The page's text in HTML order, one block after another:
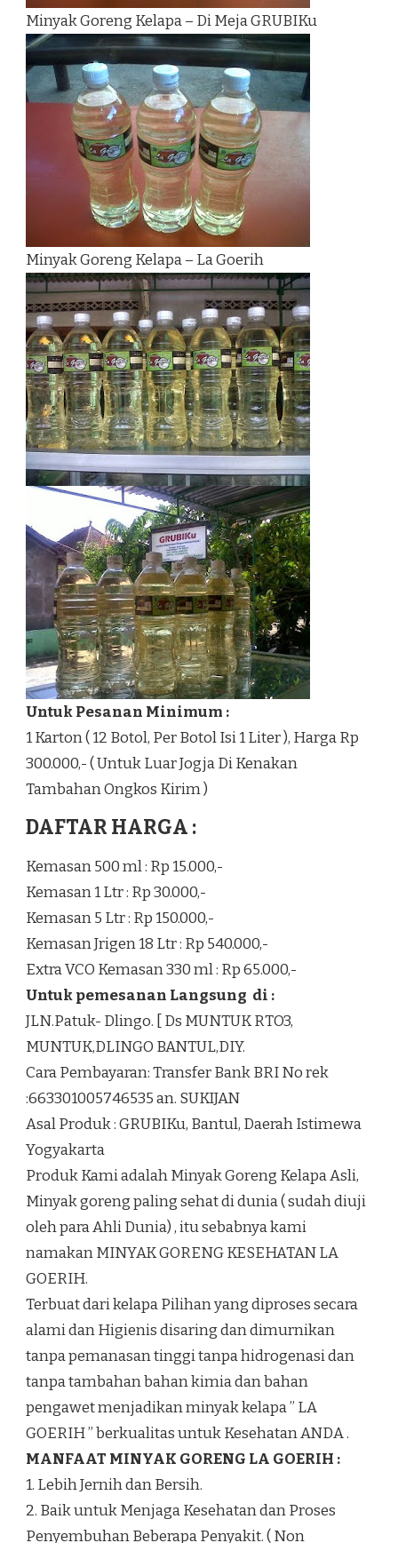
Minyak Goreng Kelapa – Di Meja GRUBIKu
Minyak Goreng Kelapa – La Goerih
Untuk Pesanan Minimum :
1 Karton ( 12 Botol, Per Botol Isi 1 Liter ), Harga Rp
300.000,- ( Untuk Luar Jogja Di Kenakan
Tambahan Ongkos Kirim )
DAFTAR HARGA :
Kemasan 500 ml : Rp 15.000,-
Kemasan 1 Ltr : Rp 30.000,-
Kemasan 5 Ltr : Rp 150.000,-
Kemasan Jrigen 18 Ltr : Rp 540.000,-
Extra VCO Kemasan 330 ml : Rp 65.000,-
Untuk pemesanan Langsung di :
JLN.Patuk- Dlingo. [ Ds MUNTUK RTO3,
MUNTUK,DLINGO BANTUL,DIY.
Cara Pembayaran: Transfer Bank BRI No rek
:663301005746535 an. SUKIJAN
Asal Produk : GRUBIKu, Bantul, Daerah Istimewa
Yogyakarta
Produk Kami adalah Minyak Goreng Kelapa Asli,
Minyak goreng paling sehat di dunia ( sudah diuji
oleh para Ahli Dunia) , itu sebabnya kami
namakan MINYAK GORENG KESEHATAN LA
GOERIH.
Terbuat dari kelapa Pilihan yang diproses secara
alami dan Higienis disaring dan dimurnikan
tanpa pemanasan tinggi tanpa hidrogenasi dan
tanpa tambahan bahan kimia dan bahan
pengawet menjadikan minyak kelapa ” LA
GOERIH ” berkualitas untuk Kesehatan ANDA .
MANFAAT MINYAK GORENG LA GOERIH :
1. Lebih Jernih dan Bersih.
2. Baik untuk Menjaga Kesehatan dan Proses
Penyembuhan Beberapa Penyakit. ( Non